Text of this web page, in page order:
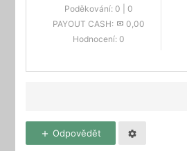
Poděkování: 0
0
PAYOUT CASH:
0,00
Hodnocení: 0
Odpovědět